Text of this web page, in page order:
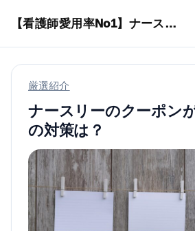
【看護師愛用率No1】ナースリーで人気の商品はコレ
厳選紹介
ナースリーのクーポン
の対策は？